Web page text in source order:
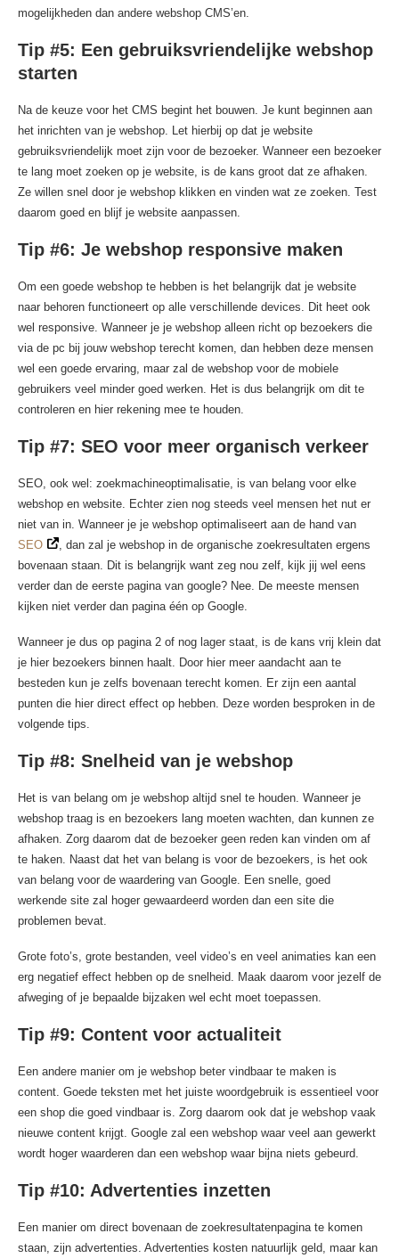
mogelijkheden dan andere webshop CMS’en.
Tip #5: Een gebruiksvriendelijke webshop
starten
Na de keuze voor het CMS begint het bouwen. Je kunt beginnen aan
het inrichten van je webshop. Let hierbij op dat je website
gebruiksvriendelijk moet zijn voor de bezoeker. Wanneer een bezoeker
te lang moet zoeken op je website, is de kans groot dat ze afhaken.
Ze willen snel door je webshop klikken en vinden wat ze zoeken. Test
daarom goed en blijf je website aanpassen.
Tip #6: Je webshop responsive maken
Om een goede webshop te hebben is het belangrijk dat je website
naar behoren functioneert op alle verschillende devices. Dit heet ook
wel responsive. Wanneer je je webshop alleen richt op bezoekers die
via de pc bij jouw webshop terecht komen, dan hebben deze mensen
wel een goede ervaring, maar zal de webshop voor de mobiele
gebruikers veel minder goed werken. Het is dus belangrijk om dit te
controleren en hier rekening mee te houden.
Tip #7: SEO voor meer organisch verkeer
SEO, ook wel: zoekmachineoptimalisatie, is van belang voor elke
webshop en website. Echter zien nog steeds veel mensen het nut er
niet van in. Wanneer je je webshop optimaliseert aan de hand van
SEO
, dan zal je webshop in de organische zoekresultaten ergens
bovenaan staan. Dit is belangrijk want zeg nou zelf, kijk jij wel eens
verder dan de eerste pagina van google? Nee. De meeste mensen
kijken niet verder dan pagina één op Google.
Wanneer je dus op pagina 2 of nog lager staat, is de kans vrij klein dat
je hier bezoekers binnen haalt. Door hier meer aandacht aan te
besteden kun je zelfs bovenaan terecht komen. Er zijn een aantal
punten die hier direct effect op hebben. Deze worden besproken in de
volgende tips.
Tip #8: Snelheid van je webshop
Het is van belang om je webshop altijd snel te houden. Wanneer je
webshop traag is en bezoekers lang moeten wachten, dan kunnen ze
afhaken. Zorg daarom dat de bezoeker geen reden kan vinden om af
te haken. Naast dat het van belang is voor de bezoekers, is het ook
van belang voor de waardering van Google. Een snelle, goed
werkende site zal hoger gewaardeerd worden dan een site die
problemen bevat.
Grote foto’s, grote bestanden, veel video’s en veel animaties kan een
erg negatief effect hebben op de snelheid. Maak daarom voor jezelf de
afweging of je bepaalde bijzaken wel echt moet toepassen.
Tip #9: Content voor actualiteit
Een andere manier om je webshop beter vindbaar te maken is
content. Goede teksten met het juiste woordgebruik is essentieel voor
een shop die goed vindbaar is. Zorg daarom ook dat je webshop vaak
nieuwe content krijgt. Google zal een webshop waar veel aan gewerkt
wordt hoger waarderen dan een webshop waar bijna niets gebeurd.
Tip #10: Advertenties inzetten
Een manier om direct bovenaan de zoekresultatenpagina te komen
staan, zijn advertenties. Advertenties kosten natuurlijk geld, maar kan